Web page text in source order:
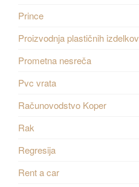
Prince
Proizvodnja plastičnih izdelkov
Prometna nesreča
Pvc vrata
Računovodstvo Koper
Rak
Regresija
Rent a car